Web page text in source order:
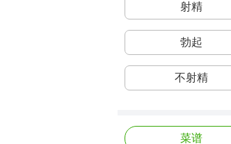
射精
勃起
不射精
菜谱